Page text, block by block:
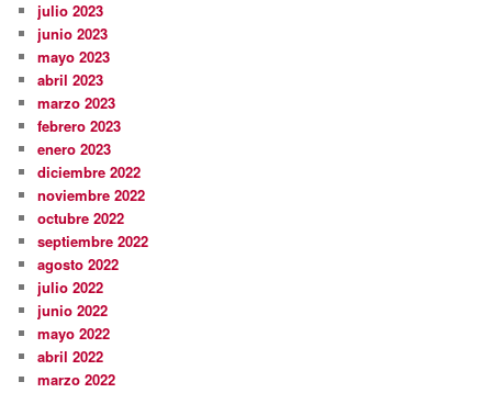
julio 2023
junio 2023
mayo 2023
abril 2023
marzo 2023
febrero 2023
enero 2023
diciembre 2022
noviembre 2022
octubre 2022
septiembre 2022
agosto 2022
julio 2022
junio 2022
mayo 2022
abril 2022
marzo 2022